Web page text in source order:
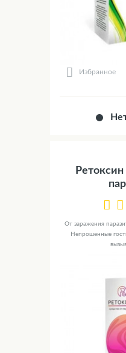
Избранное
Ретоксин
От заражения
Непрошенные